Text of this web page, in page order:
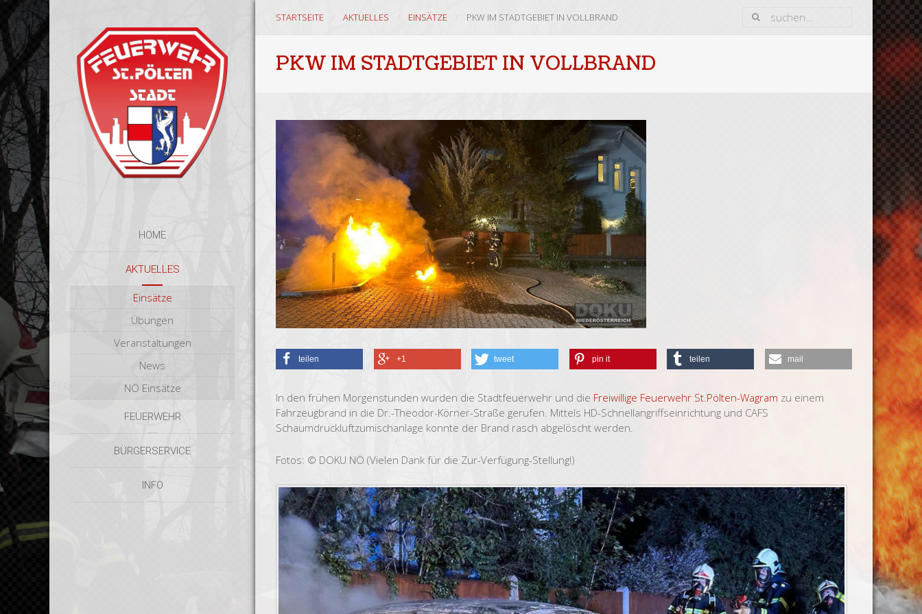
HOME
AKTUELLES
Einsätze
Übungen
Veranstaltungen
News
NÖ Einsätze
FEUERWEHR
BÜRGERSERVICE
INFO
STARTSEITE AKTUELLES EINSÄTZE PKW IM STADTGEBIET IN VOLLBRAND
PKW IM STADTGEBIET IN VOLLBRAND
teilen +1 tweet pin it teilen mail
In den frühen Morgenstunden wurden die Stadtfeuerwehr und die Freiwillige Feuerwehr St.Pölten-Wagram zu einem
Fahrzeugbrand in die Dr.-Theodor-Körner-Straße gerufen. Mittels HD-Schnellangriffseinrichtung und CAFS
Schaumdruckluftzumischanlage konnte der Brand rasch abgelöscht werden.
Fotos: © DOKU NÖ (Vielen Dank für die Zur-Verfügung-Stellung!)